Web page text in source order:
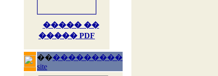
����� ��
����� PDF
�����������
site